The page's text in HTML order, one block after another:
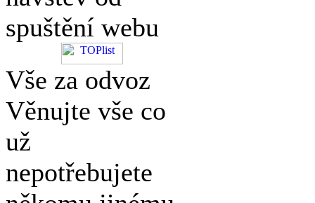
spuštění webu
Vše za odvoz
Věnujte vše co
už
nepotřebujete